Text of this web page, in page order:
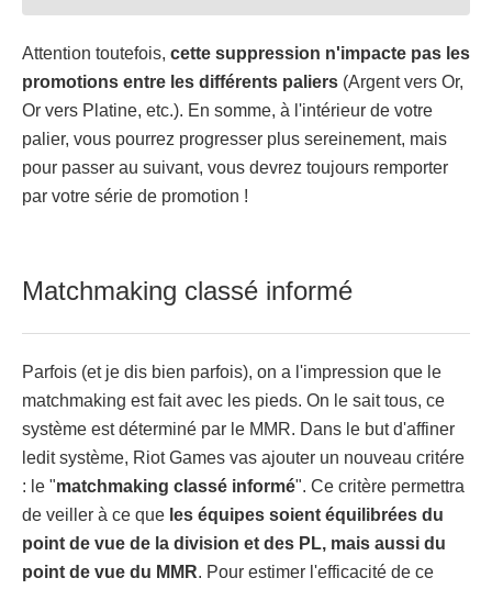
Attention toutefois, cette suppression n'impacte pas les
promotions entre les différents paliers (Argent vers Or,
Or vers Platine, etc.). En somme, à l'intérieur de votre
palier, vous pourrez progresser plus sereinement, mais
pour passer au suivant, vous devrez toujours remporter
par votre série de promotion !
Matchmaking classé informé
Parfois (et je dis bien parfois), on a l'impression que le
matchmaking est fait avec les pieds. On le sait tous, ce
système est déterminé par le MMR. Dans le but d'affiner
ledit système, Riot Games vas ajouter un nouveau critére
: le "matchmaking classé informé". Ce critère permettra
de veiller à ce que les équipes soient équilibrées du
point de vue de la division et des PL, mais aussi du
point de vue du MMR. Pour estimer l'efficacité de ce